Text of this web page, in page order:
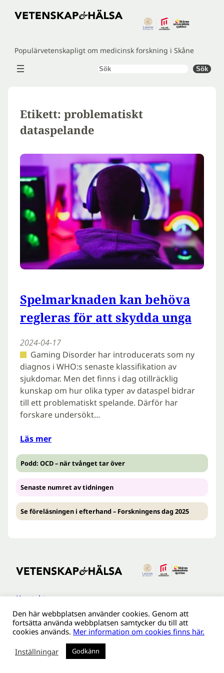
Hoppa
Populärvetenskapligt om medicinsk forskning i Skåne
Sök Sök
Etikett: problematiskt
dataspelande
Spelmarknaden kan behöva
regleras för att skydda unga
2024-04-17
Gaming Disorder har introducerats som ny
diagnos i WHO:s senaste klassifikation av
sjukdomar. Men det finns i dag otillräcklig
kunskap om hur olika typer av dataspel bidrar
till ett problematiskt spelande. Därför har
forskare undersökt…
Läs mer
Podd: OCD – när tvånget tar över
Senaste numret av tidningen
Se föreläsningen i efterhand – Forskningens dag 2025
Kontakt
Tillgänglighetsredogöreldse
Om webbplatsen
Behandling av personuppgifter
Den här webbplatsen använder cookies. Genom att
fortsätta använda webbplatsen samtycker du till att
cookies används. Mer information om cookies finns här.
Inställningar
Godkänn